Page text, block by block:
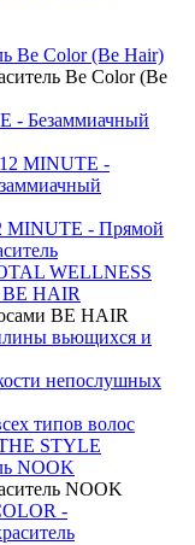
Be Color (Be Hair)
Be Color (Be
- Безаммиачный
MINUTE -
MINUTE - Прямой
WELLNESS
BE HAIR
BE HAIR
вьющихся и
непослушных
типов волос
STYLE
NOOK
NOOK
-